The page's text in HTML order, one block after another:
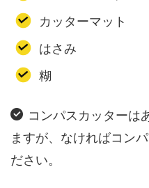
カッターマット
はさみ
糊
コンパスカッターは
ますが、なければコン
ださい。